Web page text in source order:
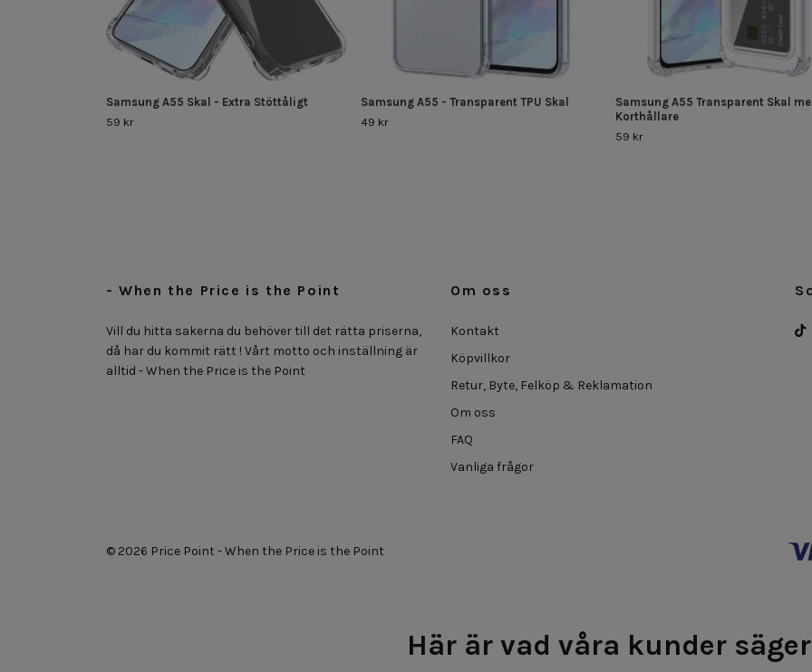
Samsung A55 Skal - Extra Stöttåligt
59 kr
Samsung A55 - Transparent TPU Skal
49 kr
Samsung A55 Transparent Skal
Korthållare
59 kr
- When the Price is the Point
Vill du hitta sakerna du behöver till det rätta priserna,
då har du kommit rätt ! Vårt motto och inställning är
alltid - When the Price is the Point
Om oss
Kontakt
Köpvillkor
Retur, Byte, Felköp & Reklamation
Om oss
FAQ
Vanliga frågor
© 2026 Price Point - When the Price is the Point
Här är vad våra kunder säger